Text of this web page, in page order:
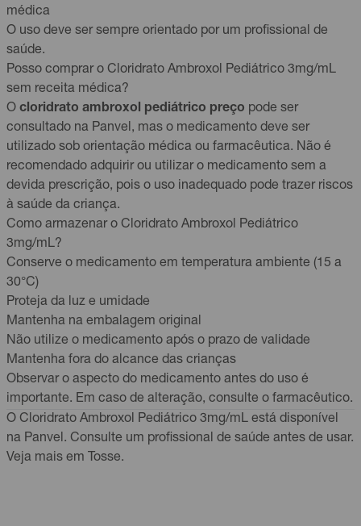
médica
O uso deve ser sempre orientado por um profissional de
saúde.
Posso comprar o Cloridrato Ambroxol Pediátrico 3mg/mL
sem receita médica?
O cloridrato ambroxol pediátrico preço pode ser
consultado na Panvel, mas o medicamento deve ser
utilizado sob orientação médica ou farmacêutica. Não é
recomendado adquirir ou utilizar o medicamento sem a
devida prescrição, pois o uso inadequado pode trazer riscos
à saúde da criança.
Como armazenar o Cloridrato Ambroxol Pediátrico
3mg/mL?
Conserve o medicamento em temperatura ambiente (15 a
30°C)
Proteja da luz e umidade
Mantenha na embalagem original
Não utilize o medicamento após o prazo de validade
Mantenha fora do alcance das crianças
Observar o aspecto do medicamento antes do uso é
importante. Em caso de alteração, consulte o farmacêutico.
O Cloridrato Ambroxol Pediátrico 3mg/mL está disponível
na Panvel. Consulte um profissional de saúde antes de usar.
Veja mais em Tosse.